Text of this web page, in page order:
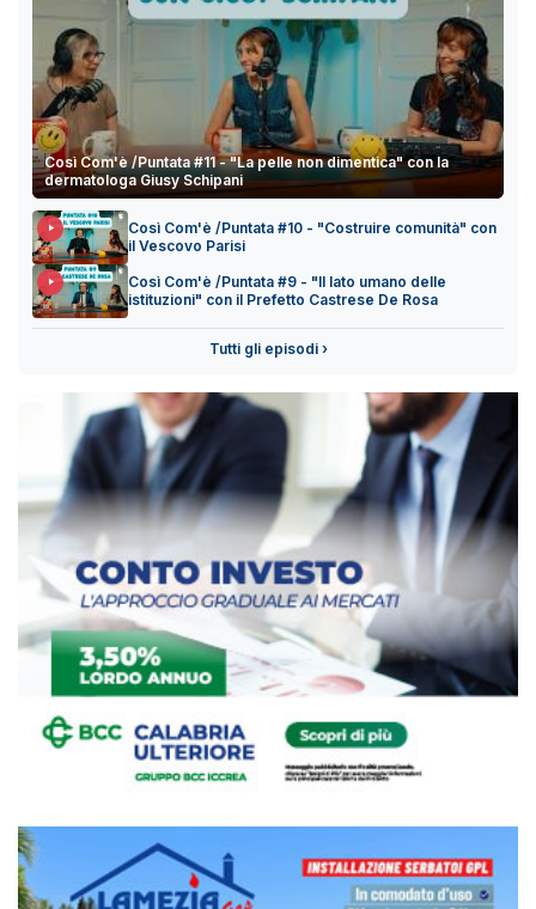
Così Com'è /Puntata #11 - "La pelle non dimentica" con la
dermatologa Giusy Schipani
Così Com'è /Puntata #10 - "Costruire comunità" con
il Vescovo Parisi
Così Com'è /Puntata #9 - "Il lato umano delle
istituzioni" con il Prefetto Castrese De Rosa
Tutti gli episodi ›